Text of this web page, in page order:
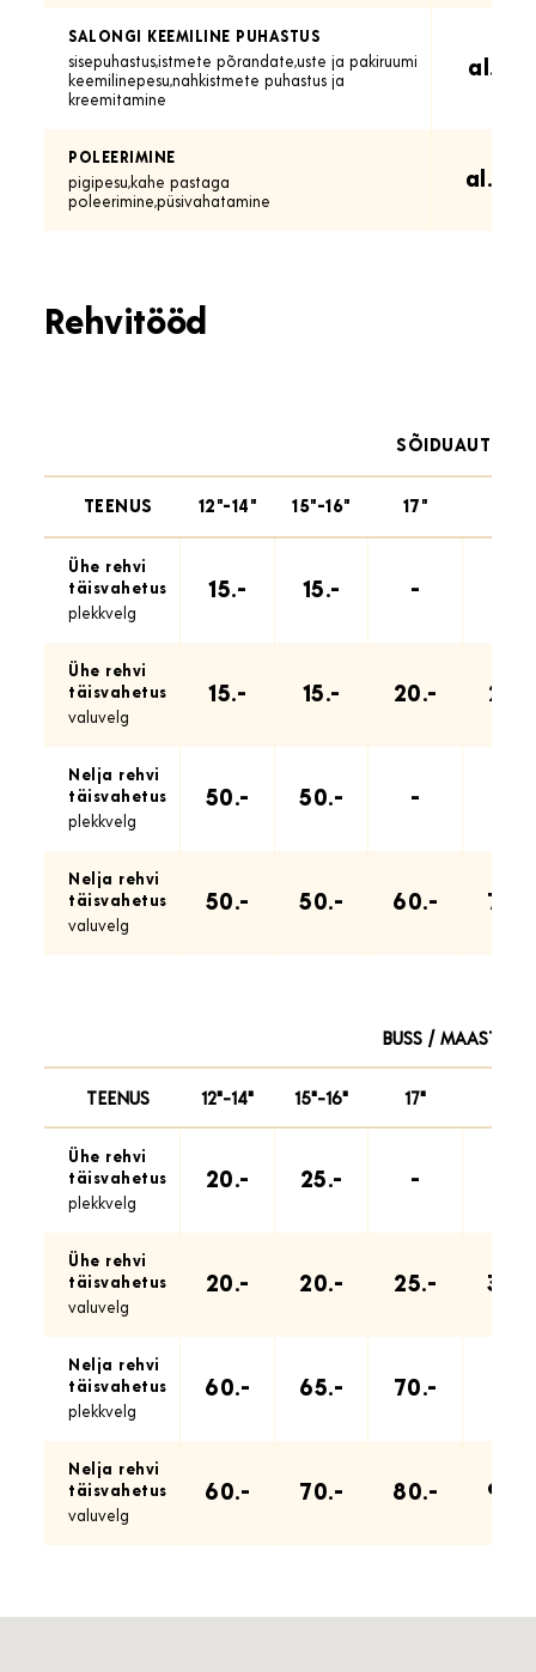
SALONGI KEEMILINE PUHASTUS
sisepuhastus,istmete põrandate,uste ja pakiruumi
keemilinepesu,nahkistmete puhastus ja
kreemitamine
al.
POLEERIMINE
pigipesu,kahe pastaga
poleerimine,püsivahatamine
al.
Rehvitööd
SÕIDUAUTO
TEENUS 12"-14" 15"-16" 17"
Ühe rehvi
täisvahetus
plekkvelg
15.- 15.- -
Ühe rehvi
täisvahetus
valuvelg
15.- 15.- 20.- 25.-
Nelja rehvi
täisvahetus
plekkvelg
50.- 50.- -
Nelja rehvi
täisvahetus
valuvelg
50.- 50.- 60.- 70.-
BUSS / MAASTUR
TEENUS 12"-14" 15"-16" 17"
Ühe rehvi
täisvahetus
plekkvelg
20.- 25.- -
Ühe rehvi
täisvahetus
valuvelg
20.- 20.- 25.- 30.-
Nelja rehvi
täisvahetus
plekkvelg
60.- 65.- 70.-
Nelja rehvi
täisvahetus
valuvelg
60.- 70.- 80.- 90.-